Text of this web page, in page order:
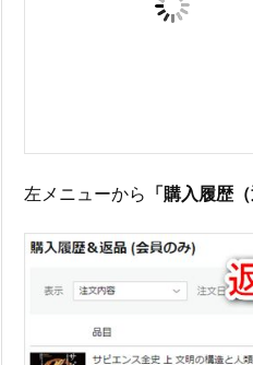
左メニューから 「購入履歴